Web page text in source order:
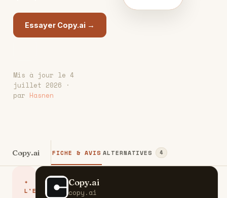
Essayer Copy.ai →
Mis à jour le 4
juillet 2026 ·
par Hasnen
Copy.ai FICHE & AVIS ALTERNATIVES 4
✦
L'ESSENTIEL
C Copy.ai
copy.ai